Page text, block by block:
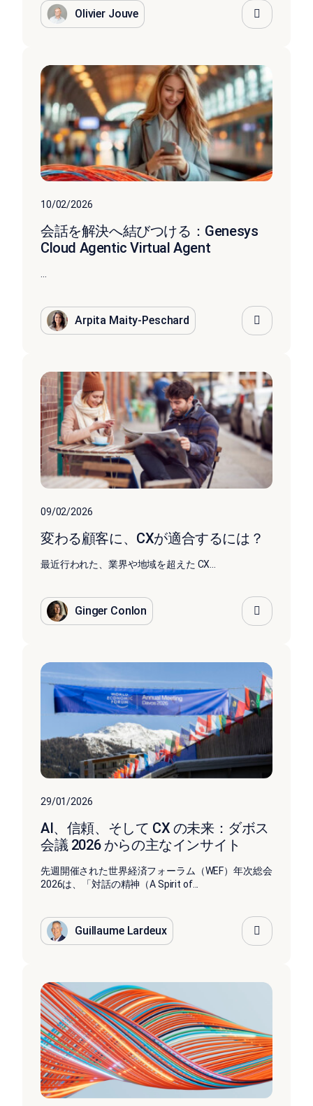
Olivier Jouve
10/02/2026
会話を解決へ結びつける：Genesys
Cloud Agentic Virtual Agent
...
Arpita Maity-Peschard
09/02/2026
変わる顧客に、CXが適合するには？
最近行われた、業界や地域を超えた CX...
Ginger Conlon
29/01/2026
AI、信頼、そして CX の未来：ダボス
会議 2026 からの主なインサイト
先週開催された世界経済フォーラム（WEF）年次総会
2026は、「対話の精神（A Spirit of...
Guillaume Lardeux